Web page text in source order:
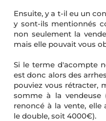
Ensuite, y a t-il eu un
y sont-ils mentionnés
non seulement la
mais elle pouvait vous
Si le terme d'acompte
est donc alors des
pouviez vous rétracter,
somme à la
renoncé à la vente,
le double, soit 4000€).